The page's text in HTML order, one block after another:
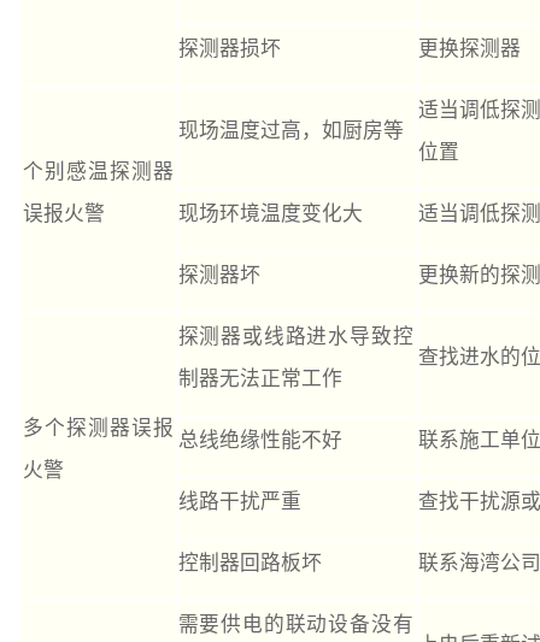
探测器损坏 更换探测器
个别感温探测器
误报火警
现场温度过高，如厨房等
适当调低探
位置
现场环境温度变化大 适当调低探
探测器坏 更换新的探
多个探测器误报
火警
探测器或线路进水导致控
制器无法正常工作
查找进水的
总线绝缘性能不好 联系施工单
线路干扰严重 查找干扰源
控制器回路板坏 联系海湾公
需要供电的联动设备没有